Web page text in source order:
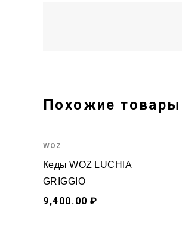
Похожие товары
WOZ
Кеды WOZ LUCHIA
GRIGGIO
9,400.00 ₽